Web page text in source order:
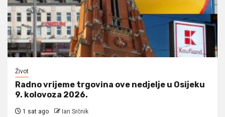
Život
Radno vrijeme trgovina ove nedjelje u Osijeku
9. kolovoza 2026.
1 sat ago Ian Srčnik